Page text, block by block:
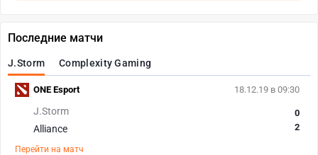
Последние матчи
J.Storm Complexity Gaming
18.12.19 в 09:30
J.Storm
Alliance
0
2
Перейти на матч
ONE Esport